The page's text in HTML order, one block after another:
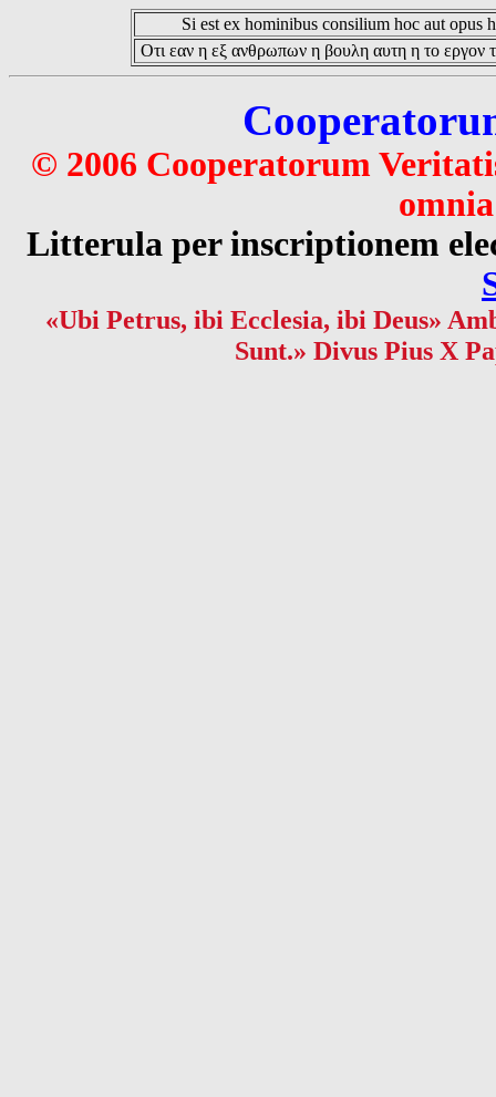
Si est ex hominibus consilium hoc aut opus
Οτι εαν η εξ ανθρωπων η βουλη αυτη η το εργον
© 2006 Cooperatorum
Litterula per inscriptionem
«Ubi Petrus, ibi Ecclesia, ibi Deus»
Sunt.» Divus Pius X